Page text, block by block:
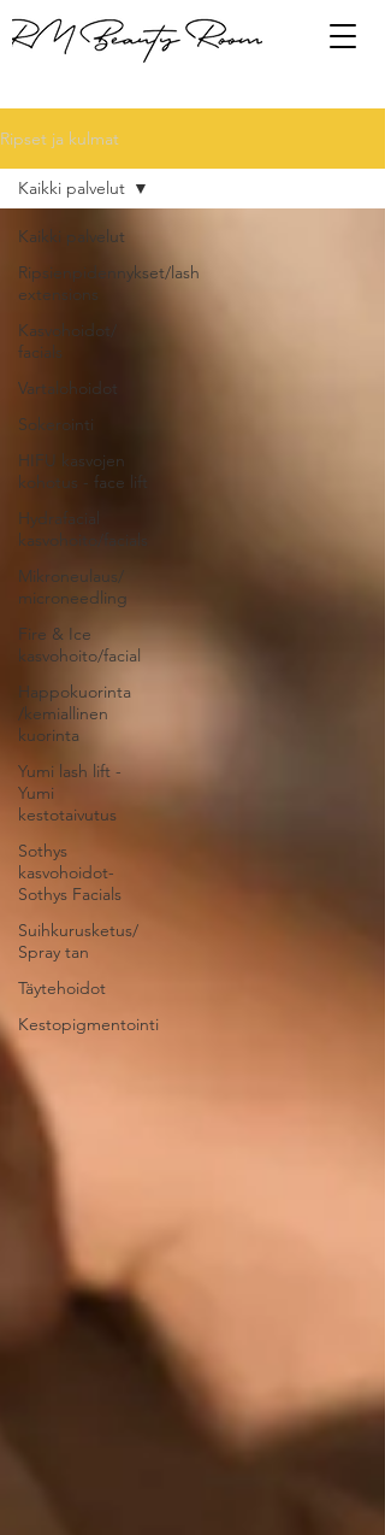
Ripset ja kulmat
Kaikki palvelut
Ripsienpidennykset/lash
extensions
Kasvohoidot/
facials
Vartalohoidot
Sokerointi
HIFU kasvojen
kohotus - face lift
Hydrafacial
kasvohoito/facials
Mikroneulaus/
microneedling
Fire & Ice
kasvohoito/facial
Happokuorinta
/kemiallinen
kuorinta
Yumi lash lift -
Yumi
kestotaivutus
Sothys
kasvohoidot-
Sothys Facials
Suihkurusketus/
Spray tan
Täytehoidot
Kestopigmentointi
Kaikki palvelut